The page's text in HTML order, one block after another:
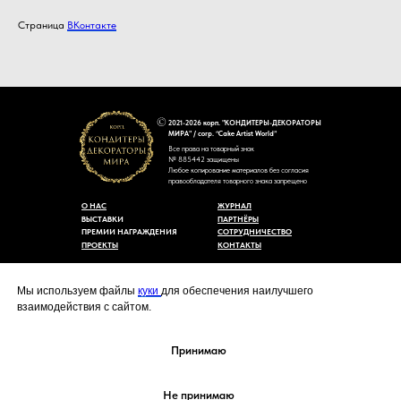
Мы используем файлы куки для обеспечения наилучшего
взаимодействия с сайтом.
Принимаю
Не принимаю
Страница ВКонтакте
2021-2026 корп. "КОНДИТЕРЫ-ДЕКОРАТОРЫ
МИРА" / corp. “Cake Artist World”
Все права на товарный знак
№ 885442 защищены
Любое копирование материалов без согласия
правообладателя товарного знака запрещено
cakeartistworld@mail.ru
КОНТАКТЫ
СОТРУДНИЧЕСТВО
ЖУРНАЛ
ПАРТНЁРЫ
ПРЕМИИ НАГРАЖДЕНИЯ
ПРОЕКТЫ
ВЫСТАВКИ
О НАС
Политика конфиденциальности
Согласие на обработку персональных данных